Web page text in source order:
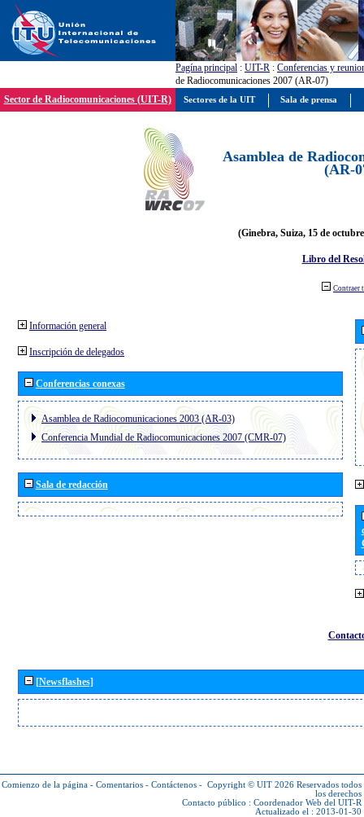
Pagína principal : UIT-R : Conferencias y
de Radiocomunicaciones 2007 (AR-07)
Sector de Radiocomunicaciones (UIT-R)
Asamblea de
(AR-
(Ginebra, Suiza, 15 de
Libro del
Contraer
Información general
Inscripción de delegados
Conferencias conexas
Asamblea de Radiocomunicaciones 2003 (AR-03)
Conferencia Mundial de Radiocomunicaciones 2007 (CMR-07)
Sala de redacción
[Newsflashes]
Comienzo de la página - Comentarios - Contáctenos - Copyright © UIT 2026 Reservados todos
los derechos
Contacto público : Coordenador Web del UIT-R
Actualizado el : 2013-01-30
Sectores de la UIT Sala de prensa